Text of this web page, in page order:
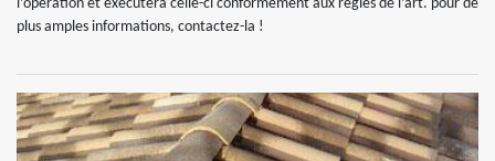
l’opération et exécutera celle-ci conformément aux règles de l’art. pour de
plus amples informations, contactez-la !